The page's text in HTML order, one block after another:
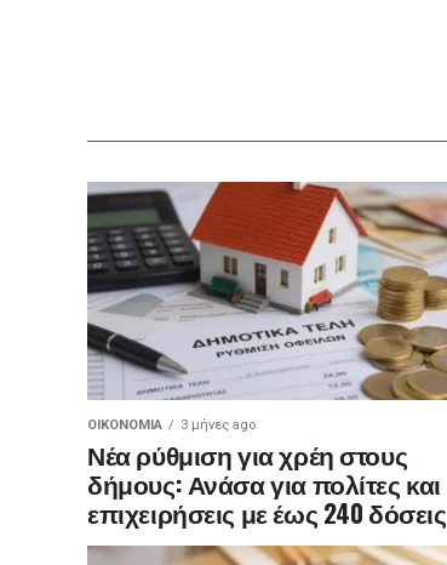
ΟΙΚΟΝΟΜΊΑ 3 μήνες ago
Νέα ρύθμιση για χρέη στους
δήμους: Ανάσα για πολίτες και
επιχειρήσεις με έως 240 δόσεις